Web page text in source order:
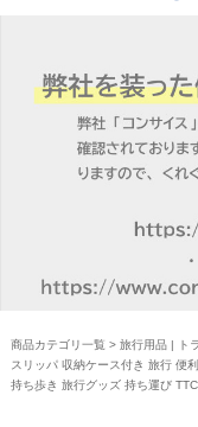
商品カテゴリ一覧 > 旅行用品 | ト
スリッパ 収納ケース付き 旅行 便
持ち歩き 旅行グッズ 持ち運び